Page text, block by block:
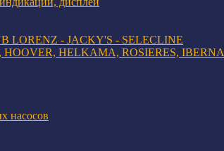
LORENZ - JACKY'S - SELECLINE
HOOVER, HELKAMA, ROSIERES, IBERNA
насосов